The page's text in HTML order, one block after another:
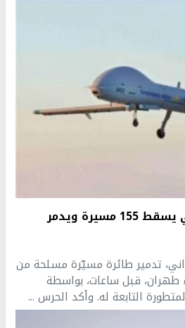
الحرس الثوري الإيراني يسقط 155 مسيرة ويدمر
تدمير طائرة مسيّرة مسلحة من
قبل ساعات، بواسطة
التابعة له. وأكد الحرس ...